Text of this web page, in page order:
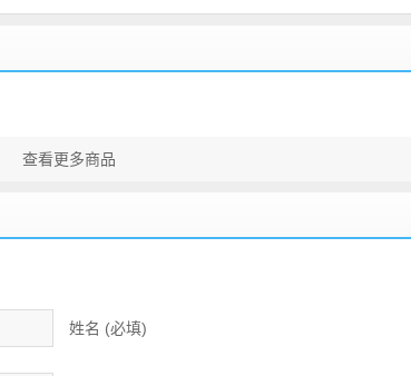
查看更多商品
姓名 (必填)